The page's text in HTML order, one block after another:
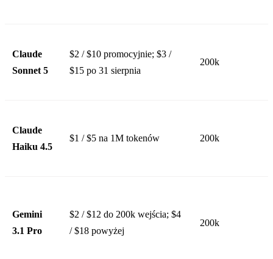
Claude
Sonnet 5
$2 / $10 promocyjnie; $3 /
$15 po 31 sierpnia
200k
Claude
Haiku 4.5
$1 / $5 na 1M tokenów 200k
Gemini
3.1 Pro
$2 / $12 do 200k wejścia; $4
/ $18 powyżej
200k